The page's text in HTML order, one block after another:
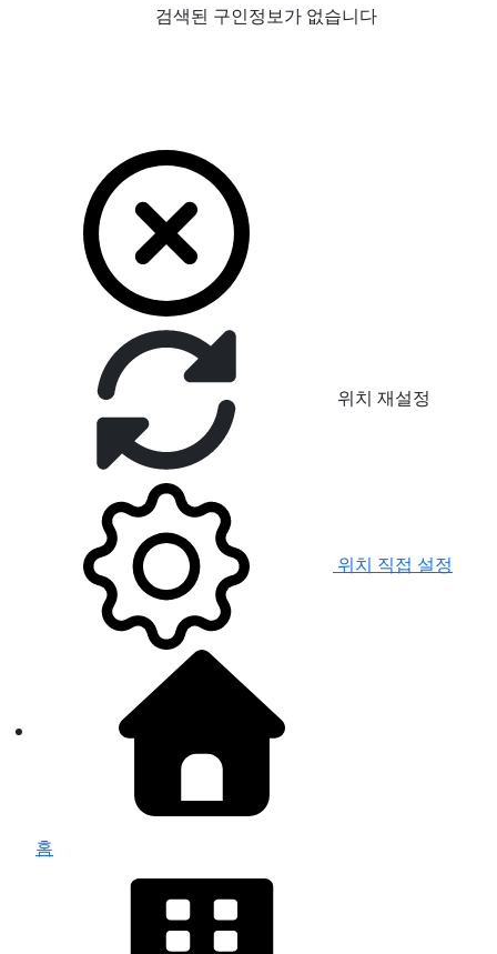
검색된 구인정보가 없습니다
위치 재설정
위치 직접 설정
홈